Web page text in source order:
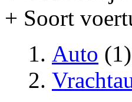
+ Soort
Auto (1)